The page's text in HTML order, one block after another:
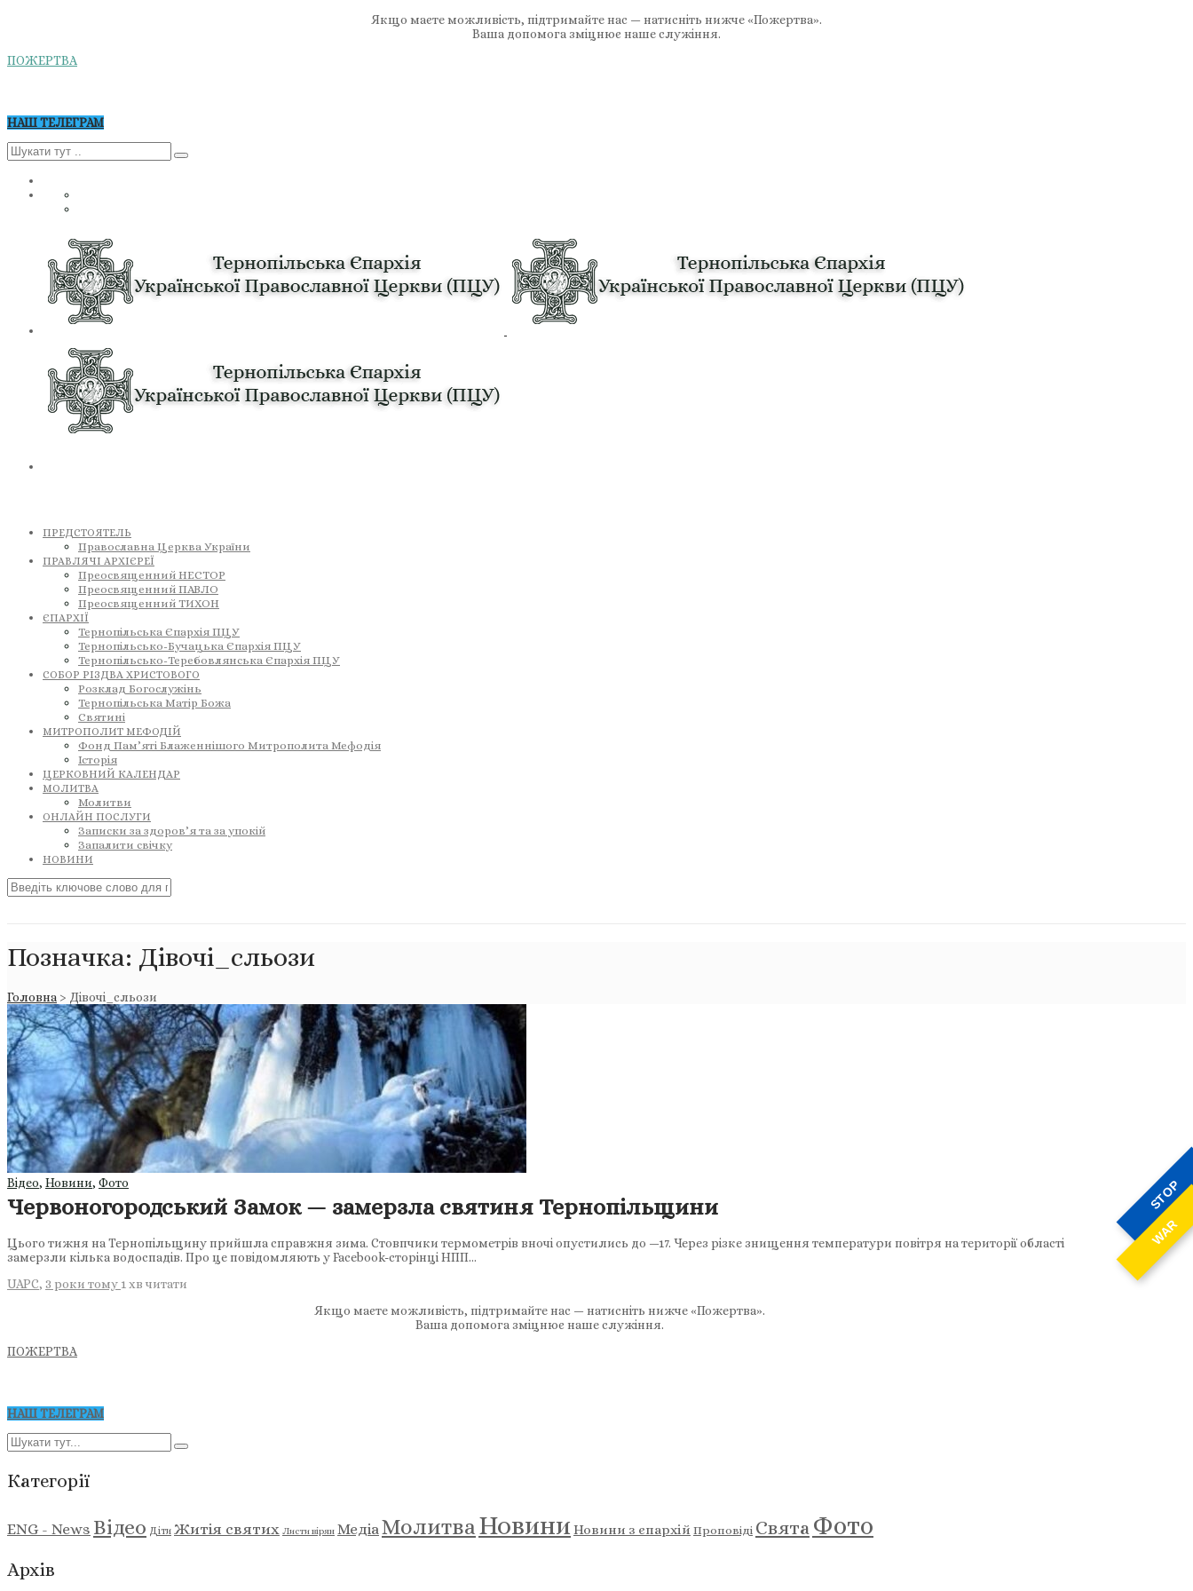
STOP
WAR
Якщо маєте можливість, підтримайте нас — натисніть нижче «Пожертва».
Ваша допомога зміцнює наше служіння.
ПОЖЕРТВА
НАШ ТЕЛЕГРАМ
ПРЕДСТОЯТЕЛЬ
Православна Церква України
ПРАВЛЯЧІ АРХІЄРЕЇ
Преосвященний НЕСТОР
Преосвященний ПАВЛО
Преосвященний ТИХОН
ЄПАРХІЇ
Тернопільська Єпархія ПЦУ
Тернопільсько-Бучацька Єпархія ПЦУ
Тернопільсько-Теребовлянська Єпархія ПЦУ
СОБОР РІЗДВА ХРИСТОВОГО
Розклад Богослужінь
Тернопільська Матір Божа
Святині
МИТРОПОЛИТ МЕФОДІЙ
Фонд Пам’яті Блаженнішого Митрополита Мефодія
Історія
ЦЕРКОВНИЙ КАЛЕНДАР
МОЛИТВА
Молитви
ОНЛАЙН ПОСЛУГИ
Записки за здоров’я та за упокій
Запалити свічку
НОВИНИ
Позначка: Дівочі_сльози
Головна > Дівочі_сльози
Відео, Новини, Фото
Червоногородський Замок — замерзла святиня Тернопільщини
Цього тижня на Тернопільщину прийшла справжня зима. Стовпчики термометрів вночі опустились до —17. Через різке знищення температури повітря на території області
замерзли кілька водоспадів. Про це повідомляють у Facebook-сторінці НПП…
UAPC, 3 роки тому 1 хв читати
Якщо маєте можливість, підтримайте нас — натисніть нижче «Пожертва».
Ваша допомога зміцнює наше служіння.
ПОЖЕРТВА
НАШ ТЕЛЕГРАМ
Категорії
ENG - News Відео Діти Житія святих Листи вірян МедіаМолитваНовини Новини з єпархій Проповіді Свята Фото
Архів